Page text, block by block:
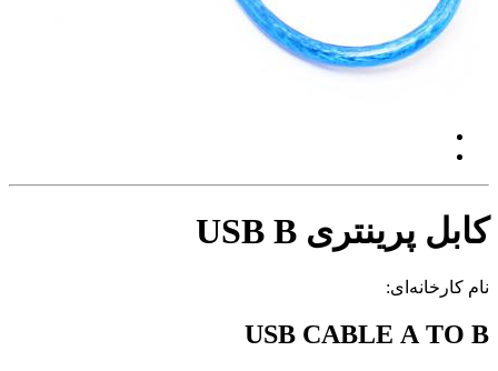
کابل پرینتری USB B
نام کارخانه‌ای:
USB CABLE A TO B